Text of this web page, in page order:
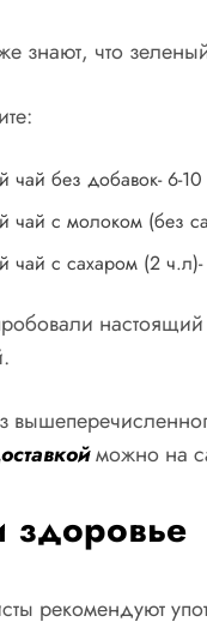
знают, что
чай без добавок- 6-10
чай с молоком (без
чай с сахаром (2 ч.л)-
настоящий
можно на
здоровье
рекомендуют